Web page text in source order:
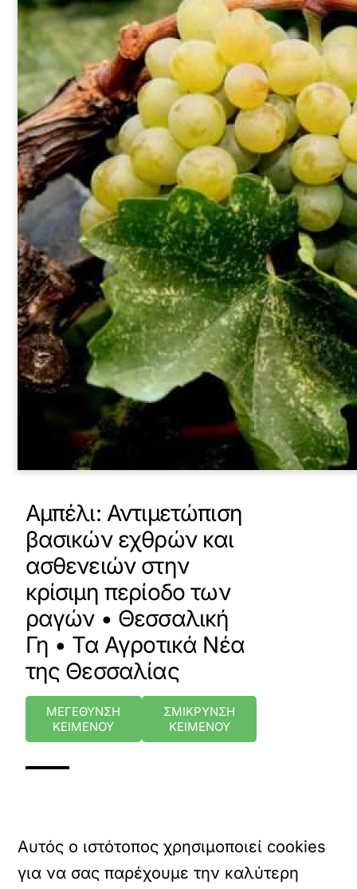
Αμπέλι: Αντιμετώπιση
βασικών εχθρών και
ασθενειών στην
κρίσιμη περίοδο των
ραγών • Θεσσαλική
Γη • Τα Αγροτικά Νέα
της Θεσσαλίας
ΜΕΓΕΘΥΝΣΗ
ΚΕΙΜΕΝΟΥ
ΣΜΙΚΡΥΝΣΗ
ΚΕΙΜΕΝΟΥ
Αυτός ο ιστότοπος χρησιμοποιεί cookies
για να σας παρέχουμε την καλύτερη